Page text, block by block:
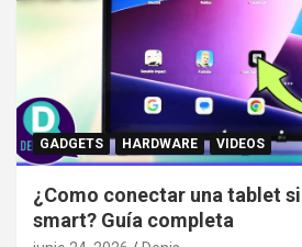
GADGETS HARDWARE VIDEOS
¿Como conectar una tablet
smart? Guía completa